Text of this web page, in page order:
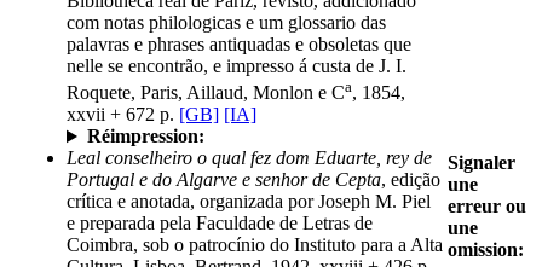
com notas philologicas e um glossario das
palavras e phrases antiquadas e obsoletas que
nelle se encontrão, e impresso á custa de J. I.
Roquete, Paris, Aillaud, Monlon e Ca, 1854,
xxvii + 672 p. [GB] [IA]
Réimpression:
Leal conselheiro o qual fez dom Eduarte, rey de
Portugal e do Algarve e senhor de Cepta, edição
crítica e anotada, organizada por Joseph M. Piel
e preparada pela Faculdade de Letras de
Coimbra, sob o patrocínio do Instituto para a Alta
Signaler
une
erreur ou
une
omission: